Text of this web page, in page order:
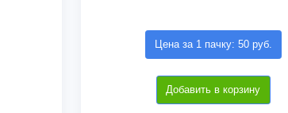
Цена за 1 пачку: 50 руб.
Добавить в корзину